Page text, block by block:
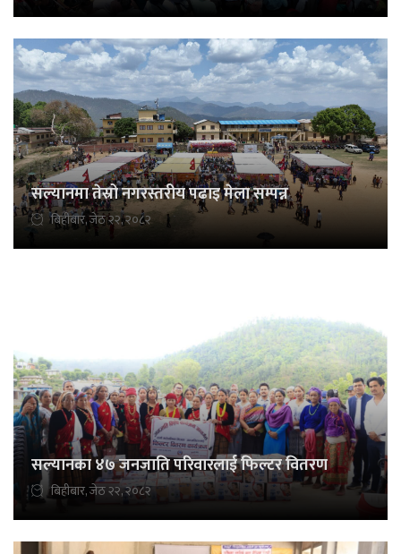
सल्यानमा तेस्रो नगरस्तरीय पढाइ मेला सम्पन्न
बिहीबार, जेठ २२, २०८२
सल्यानका ४७ जनजाति परिवारलाई फिल्टर वितरण
बिहीबार, जेठ २२, २०८२